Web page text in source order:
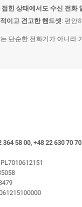
접힌 상태에서도 수신 전화
이고 견고한 핸드셋: 편안
단순한 전화기가 아니라
364 58 00, +48 22 630 70 70
PL7010612151